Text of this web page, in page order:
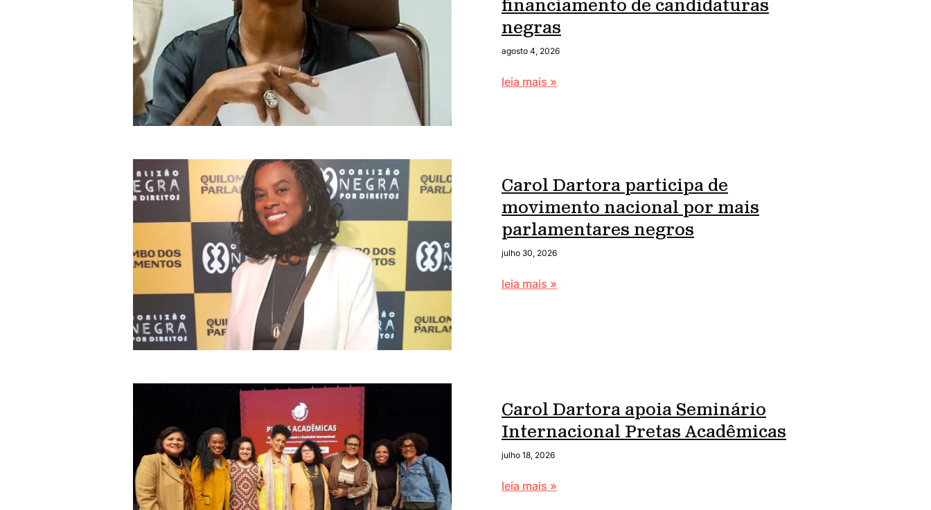
financiamento de candidaturas
negras
agosto 4, 2026
leia mais »
Carol Dartora participa de
movimento nacional por mais
parlamentares negros
julho 30, 2026
leia mais »
Carol Dartora apoia Seminário
Internacional Pretas Acadêmicas
julho 18, 2026
leia mais »